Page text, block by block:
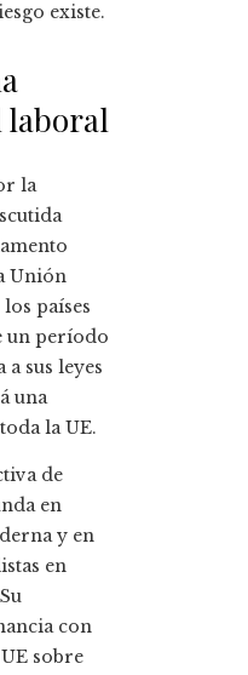
existe.
laboral
la
Unión
países
un período
sus leyes
una
la UE.
de
en
y en
en
con
sobre